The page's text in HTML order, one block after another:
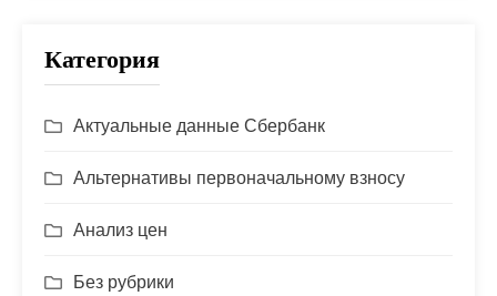
Категория
Актуальные данные Сбербанк
Альтернативы первоначальному взносу
Анализ цен
Без рубрики